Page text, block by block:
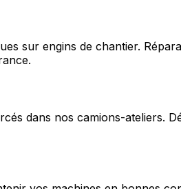
sur engins de chantier.
dans nos camions-ateliers.